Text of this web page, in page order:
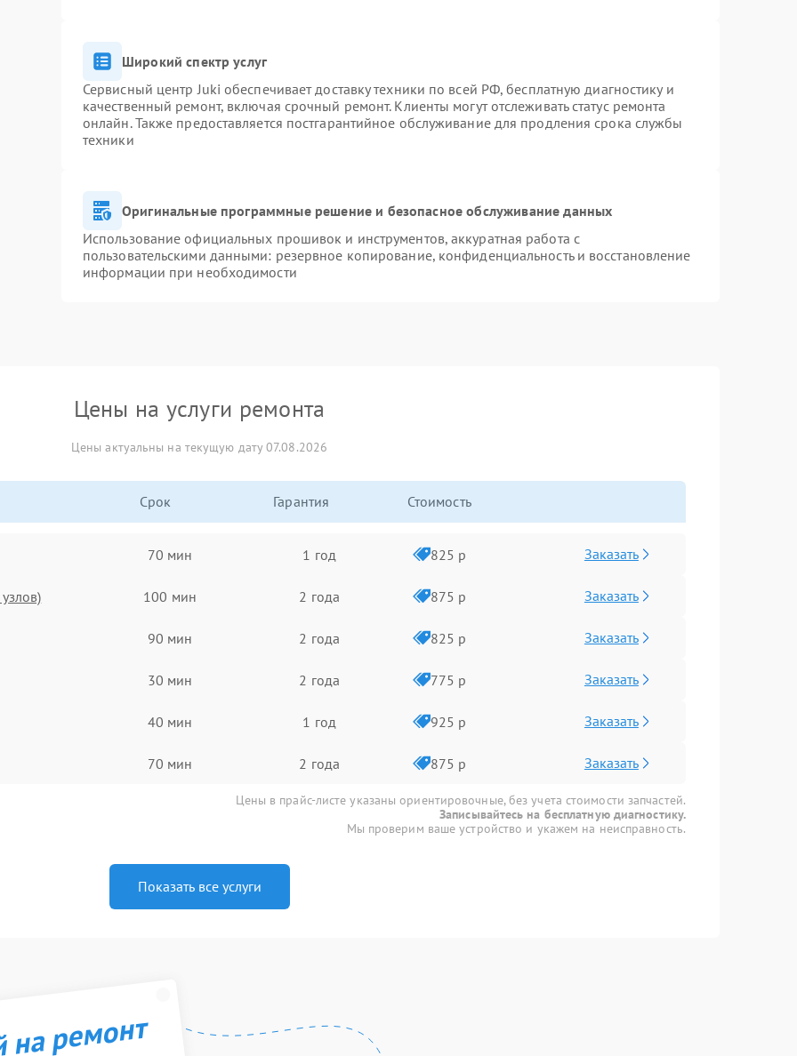
Широкий спектр услуг
Сервисный центр Juki обеспечивает доставку техники по всей РФ, бесплатную диагностику и
качественный ремонт, включая срочный ремонт. Клиенты могут отслеживать статус ремонта
онлайн. Также предоставляется постгарантийное обслуживание для продления срока службы
техники
Оригинальные программные решение и безопасное обслуживание данных
Использование официальных прошивок и инструментов, аккуратная работа с
пользовательскими данными: резервное копирование, конфиденциальность и восстановление
информации при необходимости
Цены на услуги ремонта
Цены актуальны на текущую дату 07.08.2026
Срок Гарантия Стоимость
70 мин 1 год 825 р Заказать
100 мин 2 года 875 р Заказать
90 мин 2 года 825 р Заказать
30 мин 2 года 775 р Заказать
40 мин 1 год 925 р Заказать
70 мин 2 года 875 р Заказать
Цены в прайс-листе указаны ориентировочные, без учета стоимости запчастей.
Записывайтесь на бесплатную диагностику.
Мы проверим ваше устройство и укажем на неисправность.
Показать все услуги